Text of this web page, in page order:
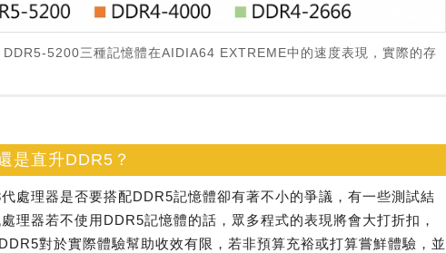
5200三種記憶體在AIDIA64 EXTREME中的速度表現，實際的存
是直升DDR5？
處理器是否要搭配DDR5記憶體卻有著不小的爭議，有一些測試結
理器若不使用DDR5記憶體的話，眾多程式的表現將會大打折扣，
對於實際體驗幫助收效有限，若非預算充裕或打算嘗鮮體驗，並